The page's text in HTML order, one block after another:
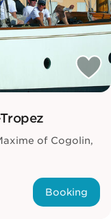
of Cogolin,
Booking